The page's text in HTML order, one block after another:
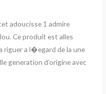
adoucisse 1 admire
Ce produit est alles
riguer a l�egard de la une
generation d’origine avec